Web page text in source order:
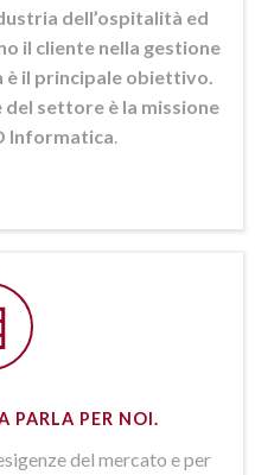
dell’ospitalità ed
il cliente nella gestione
il principale obiettivo.
settore è la missione
Informatica
PARLA PER NOI.
del mercato e per